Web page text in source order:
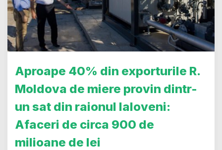
Aproape 40% din exporturile R.
Moldova de miere provin dintr-
un sat din raionul Ialoveni:
Afaceri de circa 900 de
milioane de lei